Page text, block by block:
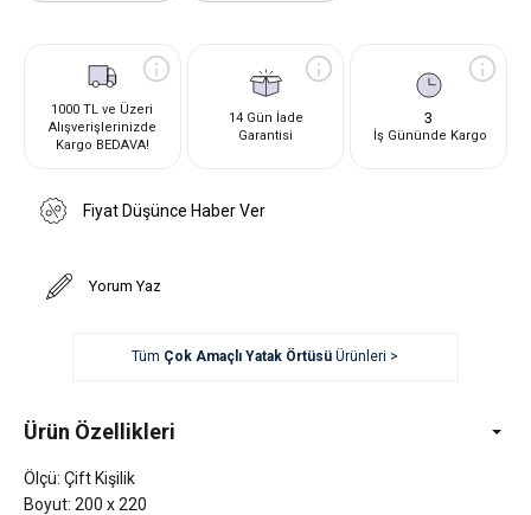
1000 TL ve Üzeri
Alışverişlerinizde
Kargo BEDAVA!
14 Gün İade
Garantisi
3
İş Gününde Kargo
Fiyat Düşünce Haber Ver
Yorum Yaz
Tüm Çok Amaçlı Yatak Örtüsü Ürünleri >
Ürün Özellikleri
Ölçü: Çift Kişilik
Boyut: 200 x 220